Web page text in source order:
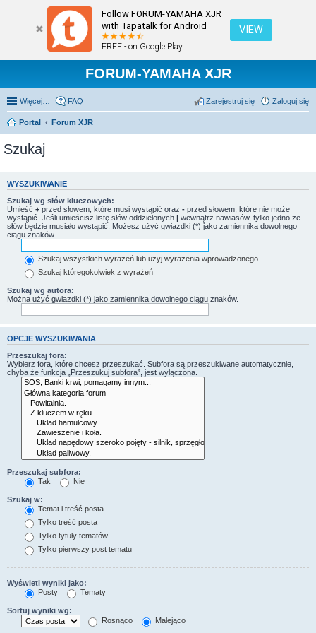
Follow FORUM-YAMAHA XJR
with Tapatalk for Android
FREE - on Google Play
VIEW
FORUM-YAMAHA XJR
Więcej… FAQ Zaloguj się
Zarejestruj się
Portal Forum XJR
Szukaj
WYSZUKIWANIE
Szukaj wg słów kluczowych:
Umieść + przed słowem, które musi wystąpić oraz - przed słowem, które nie może
wystąpić. Jeśli umieścisz listę słów oddzielonych | wewnątrz nawiasów, tylko jedno ze
słów będzie musiało wystąpić. Możesz użyć gwiazdki (*) jako zamiennika dowolnego
ciągu znaków.
Szukaj wszystkich wyrażeń lub użyj wyrażenia wprowadzonego
Szukaj któregokolwiek z wyrażeń
Szukaj wg autora:
Można użyć gwiazdki (*) jako zamiennika dowolnego ciągu znaków.
OPCJE WYSZUKIWANIA
Przeszukaj fora:
Wybierz fora, które chcesz przeszukać. Subfora są przeszukiwane automatycznie,
chyba że funkcja „Przeszukuj subfora”, jest wyłączona.
Przeszukaj subfora:
Tak
Nie
Szukaj w:
Temat i treść posta
Tylko treść posta
Tylko tytuły tematów
Tylko pierwszy post tematu
Wyświetl wyniki jako:
Posty
Tematy
Sortuj wyniki wg:
Rosnąco
Malejąco